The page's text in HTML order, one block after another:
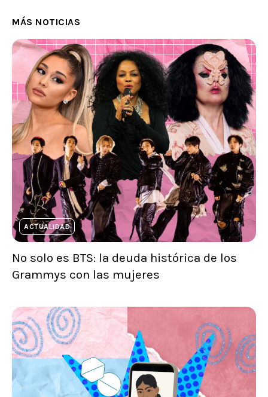
MÁS NOTICIAS
ACTUALIDAD
No solo es BTS: la deuda histórica de los
Grammys con las mujeres